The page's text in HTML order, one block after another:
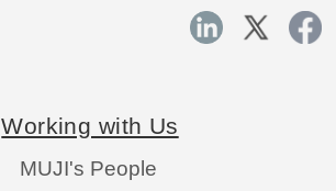
Working with Us
MUJI's People